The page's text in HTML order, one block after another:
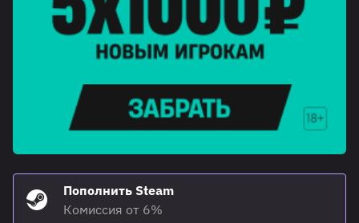
Пополнить Steam
Комиссия от 6%